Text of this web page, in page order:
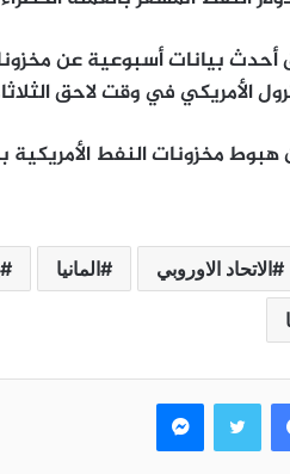
بيانات أسبوعية عن
الأمريكي في وقت لاحق
النفط الأمريكية بحوالي 2.1 مليون برميل، في
الاتحاد الاوروبي المانيا
فيسبوك تويتر ماسنجر